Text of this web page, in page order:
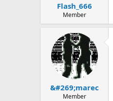
Flash_666
Member
&#269;marec
Member